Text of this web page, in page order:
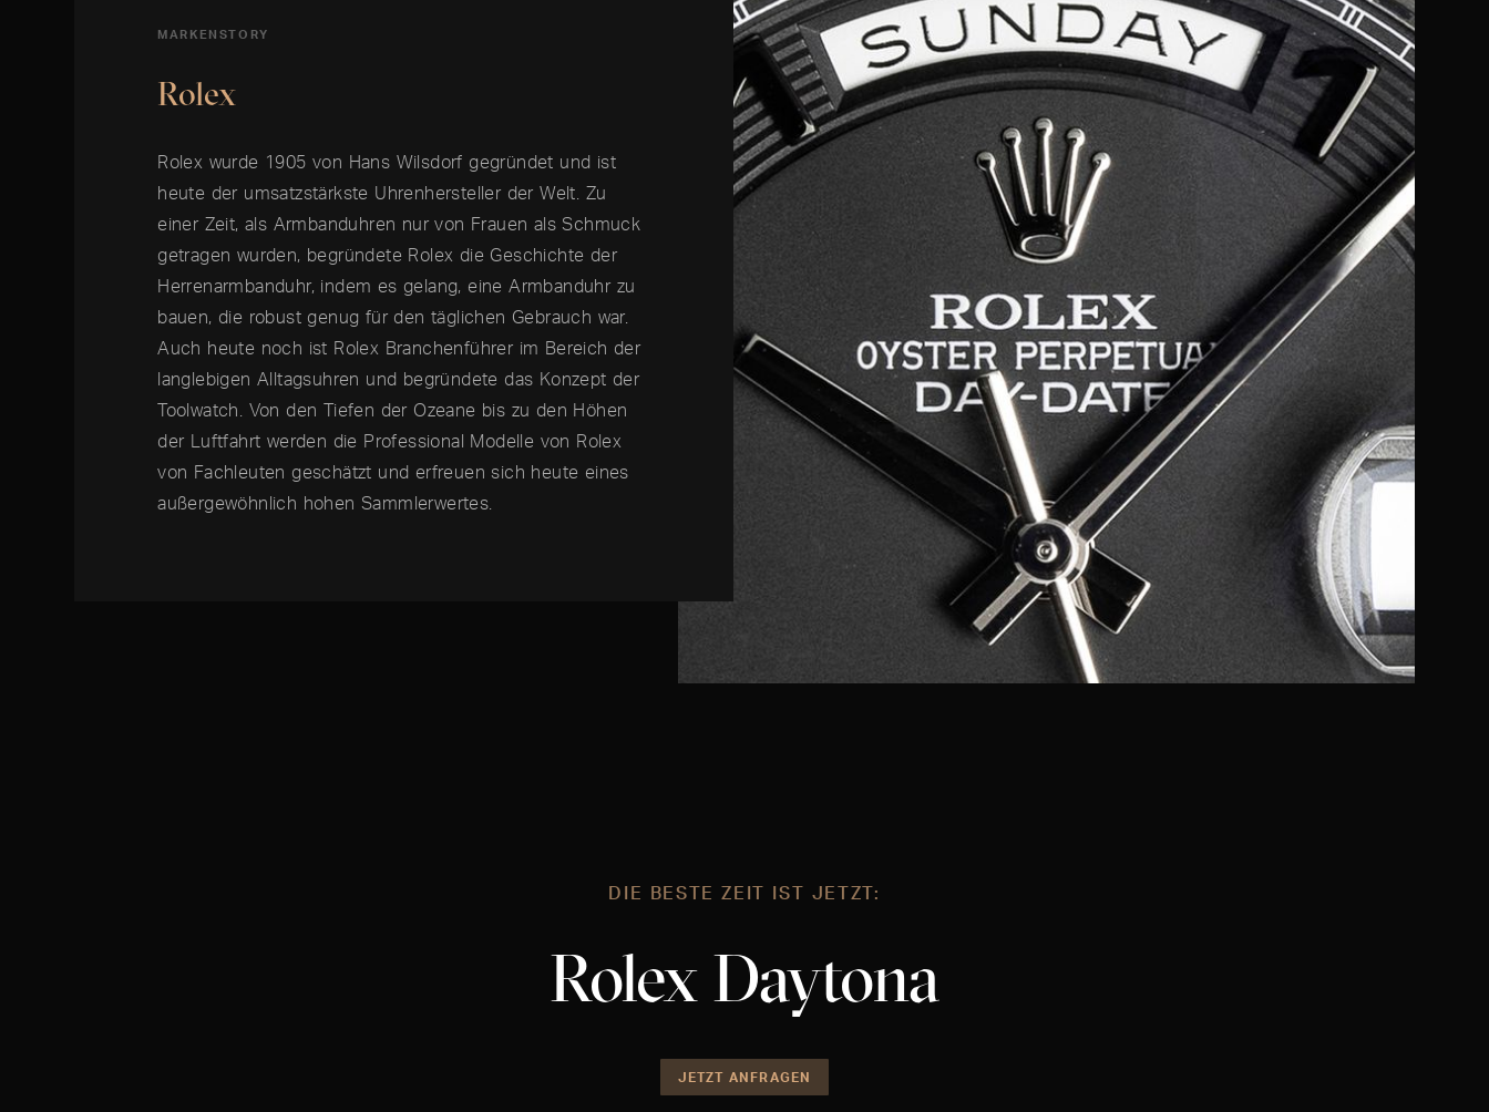
MARKENSTORY
Rolex
Rolex wurde 1905 von Hans Wilsdorf gegründet und ist
heute der umsatzstärkste Uhrenhersteller der Welt. Zu
einer Zeit, als Armbanduhren nur von Frauen als Schmuck
getragen wurden, begründete Rolex die Geschichte der
Herrenarmbanduhr, indem es gelang, eine Armbanduhr zu
bauen, die robust genug für den täglichen Gebrauch war.
Auch heute noch ist Rolex Branchenführer im Bereich der
langlebigen Alltagsuhren und begründete das Konzept der
Toolwatch. Von den Tiefen der Ozeane bis zu den Höhen
der Luftfahrt werden die Professional Modelle von Rolex
von Fachleuten geschätzt und erfreuen sich heute eines
außergewöhnlich hohen Sammlerwertes.
DIE BESTE ZEIT IST JETZT:
Rolex Daytona
JETZT ANFRAGEN